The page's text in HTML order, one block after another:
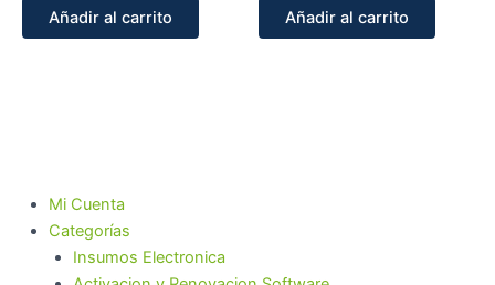
Añadir al carrito Añadir al carrito
Mi Cuenta
Categorías
Insumos Electronica